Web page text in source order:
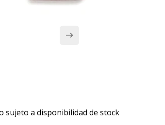
sujeto a disponibilidad de stock